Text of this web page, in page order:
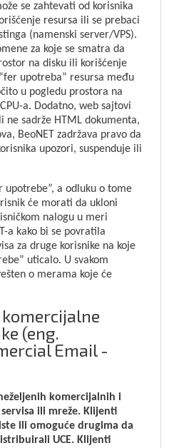
se zahtevati od korisnika
resursa ili se prebaci
(namenski server/VPS).
za koje se smatra da
na disku ili korišćenje
upotreba” resursa među
u pogledu prostora na
a. Dodatno, web sajtovi
ne sadrže HTML dokumenta,
BeoNET zadržava pravo da
upozori, suspenduje ili
upotrebe”, a odluku o tome
će morati da ukloni
nalogu u meri
a kako bi se povratila
za druge korisnike na koje
uticalo. U svakom
o merama koje će
komercijalne
(eng.
Email -
komercijalnih i
ili mreže. Klijenti
ili omoguće drugima da
UCE. Klijenti